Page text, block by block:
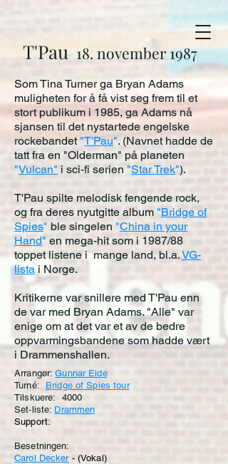
T'Pau 18. november 1987
Som Tina Turner ga Bryan Adams
muligheten for å få vist seg frem til et
stort publikum i 1985, ga Adams nå
sjansen til det nystartede engelske
rockebandet "T'Pau". (Navnet hadde de
tatt fra en "Olderman" på planeten
"Vulcan" i sci-fi serien"Star Trek").
T'Pauspilte melodisk fengende rock,
og fra deres nyutgitte album "Bridge of
Spies" ble singelen "China in your
Hand" en mega-hit som i 1987/88
toppet listene i mange land, bl.a.VG-
lista i Norge.
Kritikerne var snillere med T'Pau enn
de var med Bryan Adams. "Alle" var
enige om at det var et av de bedre
oppvarmingsbandene som hadde vært
i Drammenshallen.
Arrangør:Gunnar Eide
Turné: Bridge of Spies tour
Tilskuere: 4000
Set-liste: Drammen
Support:
Besetningen:
Carol Decker - (Vokal)